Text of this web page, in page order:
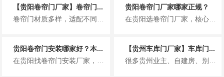
【贵阳卷帘门厂家】卷帘门...
卷帘门材质多样，适配不同场景，选对材质能提升使用寿命与使用体验。以下简洁介绍贵阳市场常见卷帘门材质，同时推荐贵州铂利金发...
贵阳卷帘门厂家哪家正规？
在贵阳选卷帘门厂家，核心是认准正规资质，避免无资质小作坊带来的质量、售后隐患。贵州铂利金发建材有限公司，是贵阳本地正规专...
贵阳卷帘门安装哪家好？本...
在贵阳找卷帘门安装厂家，很多人都怕遇到报价虚高、偷工减料、售后失联、安装不规范的问题。尤其贵阳多雨、多风、临街商铺多，卷...
【贵州车库门厂家】车库门...
很多贵州业主、自建房、别墅、小区车库在选门时，关心的就是车库门多少钱一平方。价格受材质、款式、电机、厚度、安装等影响很大...